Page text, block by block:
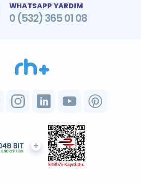
WHATSAPP YARDIM
0 (532) 365 01 08